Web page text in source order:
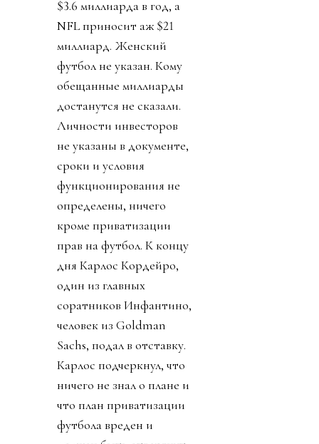
$3.6 миллиарда в год, а
NFL приносит аж $21
миллиард. Женский
футбол не указан. Кому
обещанные миллиарды
достанутся не сказали.
Личности инвесторов
не указаны в документе,
сроки и условия
функционирования не
определены, ничего
кроме приватизации
прав на футбол. К концу
дня Карлос Кордейро,
один из главных
соратников Инфантино,
человек из Goldman
Sachs, подал в отставку.
Карлос подчеркнул, что
ничего не знал о плане и
что план приватизации
футбола вреден и